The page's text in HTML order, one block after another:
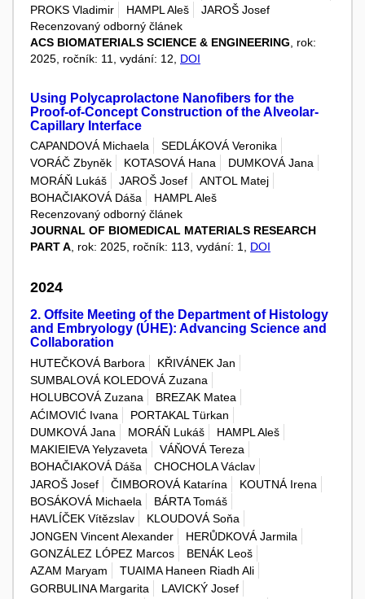
PROKS Vladimir
HAMPL Aleš
JAROŠ Josef
Recenzovaný odborný článek
ACS BIOMATERIALS SCIENCE & ENGINEERING , rok:
2025, ročník: 11, vydání: 12, DOI
Using Polycaprolactone Nanofibers for the
Proof-of-Concept Construction of the Alveolar-
Capillary Interface
CAPANDOVÁ Michaela
SEDLÁKOVÁ Veronika
VORÁČ Zbyněk
KOTASOVÁ Hana
DUMKOVÁ Jana
MORÁŇ Lukáš
JAROŠ Josef
ANTOL Matej
BOHAČIAKOVÁ Dáša
HAMPL Aleš
Recenzovaný odborný článek
JOURNAL OF BIOMEDICAL MATERIALS RESEARCH
PART A , rok: 2025, ročník: 113, vydání: 1, DOI
2024
2. Offsite Meeting of the Department of Histology
and Embryology (ÚHE): Advancing Science and
Collaboration
HUTEČKOVÁ Barbora
KŘIVÁNEK Jan
SUMBALOVÁ KOLEDOVÁ Zuzana
HOLUBCOVÁ Zuzana
BREZAK Matea
AĆIMOVIĆ Ivana
PORTAKAL Türkan
DUMKOVÁ Jana
MORÁŇ Lukáš
HAMPL Aleš
MAKIEIEVA Yelyzaveta
VÁŇOVÁ Tereza
BOHAČIAKOVÁ Dáša
CHOCHOLA Václav
JAROŠ Josef
ČIMBOROVÁ Katarína
KOUTNÁ Irena
BOSÁKOVÁ Michaela
BÁRTA Tomáš
HAVLÍČEK Vítězslav
KLOUDOVÁ Soňa
JONGEN Vincent Alexander
HERŮDKOVÁ Jarmila
GONZÁLEZ LÓPEZ Marcos
BENÁK Leoš
AZAM Maryam
TUAIMA Haneen Riadh Ali
GORBULINA Margarita
LAVICKÝ Josef